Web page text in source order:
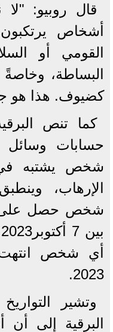
قال روبيو:
أشخاص
القومي أو
البساطة،
كضيوف. هذا هو
كما تنص
حسابات وسائل
شخص يشتبه في
الإرهاب،
شخص حصل على
2023.
وتشير
البرقية إلى